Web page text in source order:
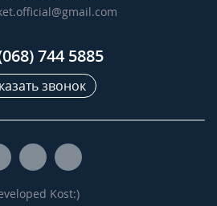
744 5885
звонок
Kost:)